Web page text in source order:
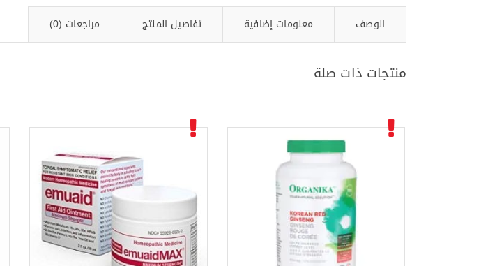
الوصف معلومات إضافية تفاصيل المنتج مراجعات (0)
منتجات ذات صلة